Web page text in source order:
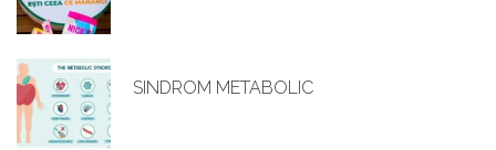
SINDROM METABOLIC